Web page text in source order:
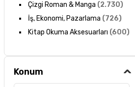
Çizgi Roman & Manga (2.730)
İş, Ekonomi, Pazarlama (726)
Kitap Okuma Aksesuarları (600)
Konum